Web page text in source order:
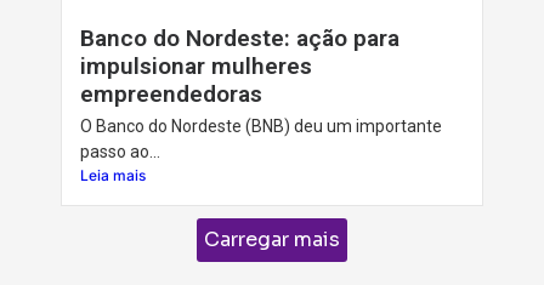
Banco do Nordeste: ação para
impulsionar mulheres
empreendedoras
O Banco do Nordeste (BNB) deu um importante
passo ao...
Leia mais
Carregar mais